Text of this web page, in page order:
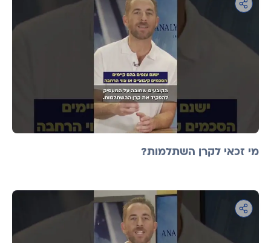
מי זכאי לקרן השתלמות?